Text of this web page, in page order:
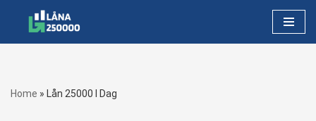
Home » Lån 25000 I Dag